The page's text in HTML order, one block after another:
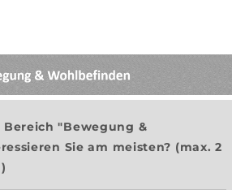
"Bewegung &
Sie am meisten? (max. 2